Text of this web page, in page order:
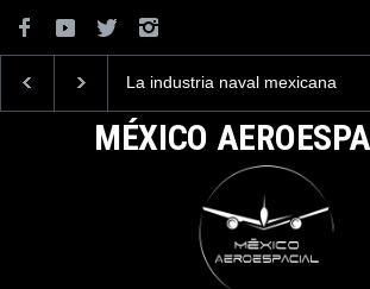
La industria naval mexicana
la Armada de México
Entrenar
millones
MÉXICO